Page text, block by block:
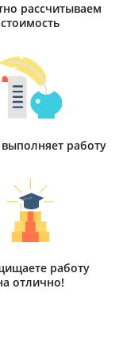
рассчитываем
стоимость
работу
работу
отлично!